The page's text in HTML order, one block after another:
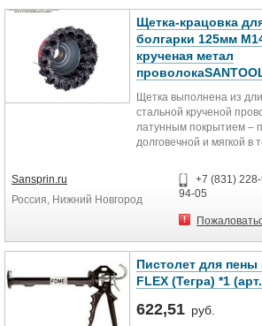
Щетка-крацовка
болгарки 125мм
крученая метал
Щетка выполнена из
стальной крученой
латунным покрытием –
долговечной и мягкой в
чтобы снять с металла
ржавчины и при этом не
поцарапать саму
основу. Щетку можно
металлическую
первоначальный
Это поможет вам
время и силы на
Sansprin.ru
Россия, Нижний Новгород
+7 (831)
94-05
Пистолет для пены
FLEX (Тегра) *1
622,51 руб.